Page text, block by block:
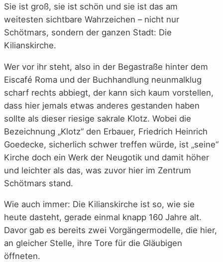
Sie ist groß, sie ist schön und sie ist das am
weitesten sichtbare Wahrzeichen – nicht nur
Schötmars, sondern der ganzen Stadt: Die
Kilianskirche.
Wer vor ihr steht, also in der Begastraße hinter dem
Eiscafé Roma und der Buchhandlung neunmalklug
scharf rechts abbiegt, der kann sich kaum vorstellen,
dass hier jemals etwas anderes gestanden haben
sollte als dieser riesige sakrale Klotz. Wobei die
Bezeichnung „Klotz“ den Erbauer, Friedrich Heinrich
Goedecke, sicherlich schwer treffen würde, ist „seine“
Kirche doch ein Werk der Neugotik und damit höher
und leichter als das, was zuvor hier im Zentrum
Schötmars stand.
Wie auch immer: Die Kilianskirche ist so, wie sie
heute dasteht, gerade einmal knapp 160 Jahre alt.
Davor gab es bereits zwei Vorgängermodelle, die hier,
an gleicher Stelle, ihre Tore für die Gläubigen
öffneten.